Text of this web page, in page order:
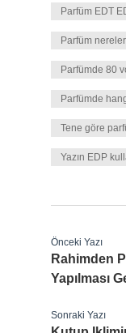
Parfüm EDT
Parfüm
Parfümde 80
Parfümde
Tene göre
Yazın EDP
Önceki Yazı
Rahimden
Yapılması
Sonraki Yazı